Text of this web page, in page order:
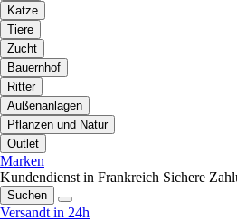
Katze
Tiere
Zucht
Bauernhof
Ritter
Außenanlagen
Pflanzen und Natur
Outlet
Marken
Kundendienst in Frankreich Sichere
Suchen
Versandt in 24h